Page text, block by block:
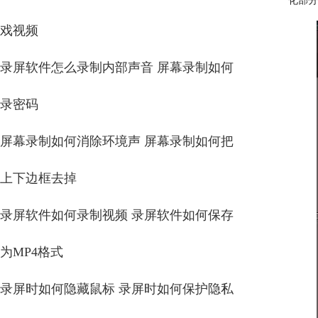
戏视频
录屏软件怎么录制内部声音 屏幕录制如何
录密码
屏幕录制如何消除环境声 屏幕录制如何把
上下边框去掉
录屏软件如何录制视频 录屏软件如何保存
为MP4格式
录屏时如何隐藏鼠标 录屏时如何保护隐私